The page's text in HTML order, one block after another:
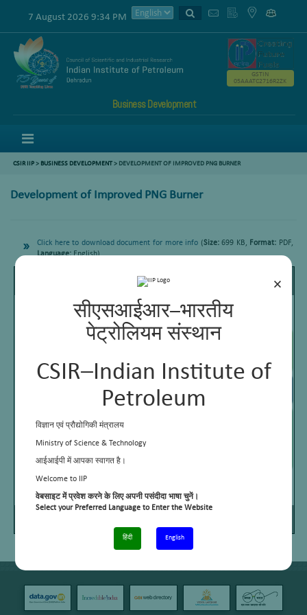
×
सीएसआईआर–भारतीय
पेट्रोलियम संस्थान
CSIR–Indian Institute of
Petroleum
विज्ञान एवं प्रौद्योगिकी मंत्रालय
Ministry of Science & Technology
आईआईपी में आपका स्वागत है।
Welcome to IIP
वेबसाइट में प्रवेश करने के लिए अपनी पसंदीदा भाषा चुनें।
Select your Preferred Language to Enter the Website
हिंदी English
7 August 2026 9:34 PM
Business Development
GSTIN
05AAATC2716R2ZK
CSIR IIP> BUSINESS DEVELOPMENT> DEVELOPMENT OF IMPROVED PNG BURNER
Development of Improved PNG Burner
Click here to download document for more info (Size:699 KB, Format: PDF,
Language:English)
Zoom